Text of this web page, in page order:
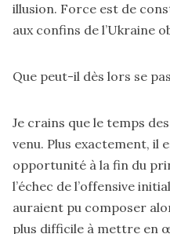
illusion. Force est de
aux confins de l’Ukraine
Que peut-il dès lors se
Je crains que le temps
venu. Plus exactement, il
opportunité à la fin du
l’échec de l’offensive
auraient pu composer
plus difficile à mettre en